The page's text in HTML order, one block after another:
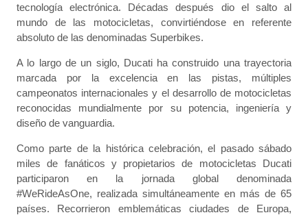
tecnología electrónica. Décadas después dio el salto al
mundo de las motocicletas, convirtiéndose en referente
absoluto de las denominadas Superbikes.
A lo largo de un siglo, Ducati ha construido una trayectoria
marcada por la excelencia en las pistas, múltiples
campeonatos internacionales y el desarrollo de motocicletas
reconocidas mundialmente por su potencia, ingeniería y
diseño de vanguardia.
Como parte de la histórica celebración, el pasado sábado
miles de fanáticos y propietarios de motocicletas Ducati
participaron en la jornada global denominada
#WeRideAsOne, realizada simultáneamente en más de 65
países. Recorrieron emblemáticas ciudades de Europa,